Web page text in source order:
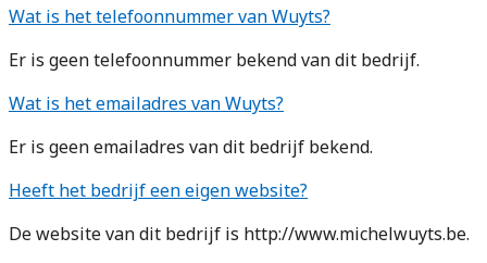
Wat is het telefoonnummer van Wuyts?
Er is geen telefoonnummer bekend van dit bedrijf.
Wat is het emailadres van Wuyts?
Er is geen emailadres van dit bedrijf bekend.
Heeft het bedrijf een eigen website?
De website van dit bedrijf is http://www.michelwuyts.be.